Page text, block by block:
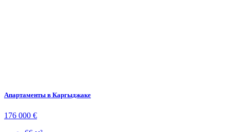
Апартаменты в Каргыджаке
176 000 €